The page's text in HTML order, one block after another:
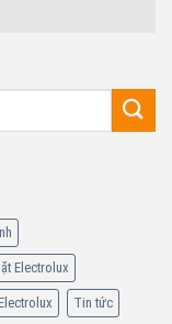
Electrolux
Tin tức